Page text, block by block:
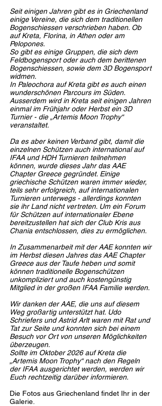
Seit einigen Jahren gibt es in Griechenland
einige Vereine, die sich dem traditionellen
Bogenschiessen verschrieben haben. Ob
auf Kreta, Florina, in Athen oder am
Pelopones.
So gibt es einige Gruppen, die sich dem
Feldbogensport oder auch dem berittenen
Bogenschiessen, sowie dem 3D Bogensport
widmen.
In Paleochora auf Kreta gibt es auch einen
wunderschönen Parcours im Süden.
Ausserdem wird in Kreta seit einigen Jahren
einmal im Frühjahr oder Herbst ein 3D
Turnier - die „Artemis Moon Trophy“
veranstaltet.
Da es aber keinen Verband gibt, damit die
einzelnen Schützen auch international auf
IFAA und HDH Turnieren teilnehmen
können, wurde dieses Jahr das AAE
Chapter Greece gegründet. Einige
griechische Schützen waren immer wieder,
teils sehr erfolgreich, auf internationalen
Turnieren unterwegs - allerdings konnten
sie ihr Land nicht vertreten. Um ein Forum
für Schützen auf internationaler Ebene
bereitzustellen hat sich der Club Kris aus
Chania entschlossen, dies zu ermöglichen.
In Zusammenarbeit mit der AAE konnten wir
im Herbst diesen Jahres das AAE Chapter
Greece aus der Taufe heben und somit
können traditionelle Bogenschützen
unkompliziert und auch kostengünstig
Mitglied in der großen IFAA Familie werden.
Wir danken der AAE, die uns auf diesem
Weg großartig unterstützt hat. Udo
Schriefers und Astrid Arlt waren mit Rat und
Tat zur Seite und konnten sich bei einem
Besuch vor Ort von unseren Möglichkeiten
überzeugen.
Sollte im Oktober 2026 auf Kreta die
„Artemis Moon Trophy“ nach den Regeln
der IFAA ausgerichtet werden, werden wir
Euch rechtzeitig darüber informieren.
Die Fotos aus Griechenland findet Ihr in der
Galerie.